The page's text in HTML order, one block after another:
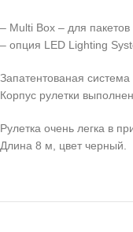
– Multi Box – для
– опция LED Lighting
Запатентованая
Корпус рулетки
Рулетка очень легка в
Длина 8 м, цвет черный.